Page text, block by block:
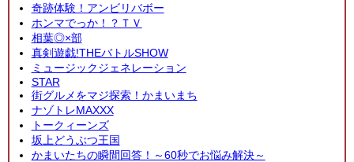
奇跡体験！アンビリバボー
ホンマでっか！？ＴＶ
相葉◎×部
真剣遊戯!THEバトルSHOW
ミュージックジェネレーション
STAR
街グルメをマジ探索！かまいまち
ナゾトレMAXXX
トークィーンズ
坂上どうぶつ王国
かまいたちの瞬間回答！～60秒でお悩み解決～